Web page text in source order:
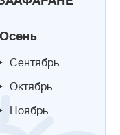
Осень
Сентябрь
Октябрь
Ноябрь